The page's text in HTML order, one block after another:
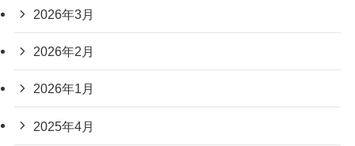
2026年3月
2026年2月
2026年1月
2025年4月